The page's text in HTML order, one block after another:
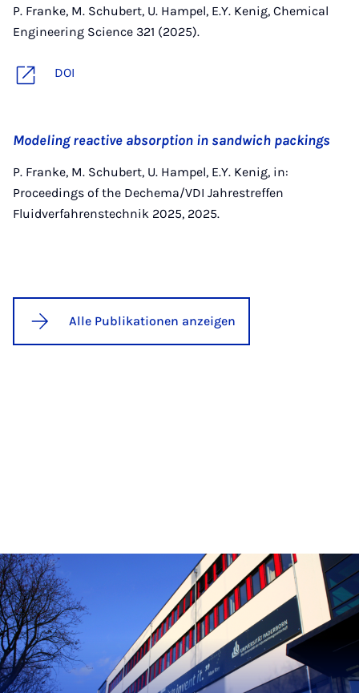
P. Franke, M. Schubert, U. Hampel, E.Y. Kenig, Chemical
Engineering Science 321 (2025).
DOI
Modeling reactive absorption in sandwich packings
P. Franke, M. Schubert, U. Hampel, E.Y. Kenig, in:
Proceedings of the Dechema/VDI Jahrestreffen
Fluidverfahrenstechnik 2025, 2025.
Alle Publikationen anzeigen